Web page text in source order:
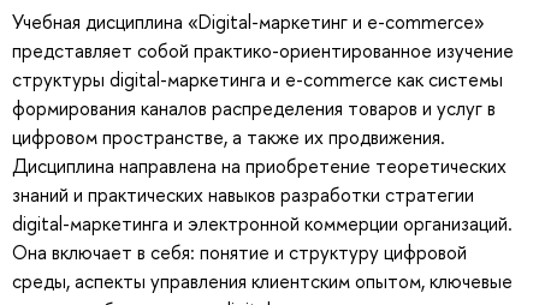
Учебная дисциплина «Digital-маркетинг и e-commerce»
представляет собой практико-ориентированное изучение
структуры digital-маркетинга и e-commerce как системы
формирования каналов распределения товаров и услуг в
цифровом пространстве, а также их продвижения.
Дисциплина направлена на приобретение теоретических
знаний и практических навыков разработки стратегии
digital-маркетинга и электронной коммерции организаций.
Она включает в себя: понятие и структуру цифровой
среды, аспекты управления клиентским опытом, ключевые